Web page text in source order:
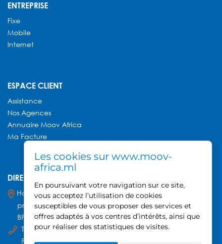
ENTREPRISE
Fixe
Mobile
Internet
ESPACE CLIENT
Assistance
Nos Agences
Annuaire Moov Africa
Ma Facture
DIRECTION GÉNÉRALE MOOV AFRICA
Hamdallaye ACI 2000,
près du Palais des Sports
BP 740, Bamako - Mali
Tel : +223 20 21 52 80
Fax : +223 20 21 30 22
Les cookies sur www.moov-
africa.ml
En poursuivant votre navigation sur ce site,
vous acceptez l’utilisation de cookies
susceptibles de vous proposer des services et
offres adaptés à vos centres d’intérêts, ainsi que
pour réaliser des statistiques de visites.